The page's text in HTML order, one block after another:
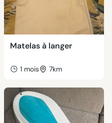
Matelas à langer
1 mois 7km